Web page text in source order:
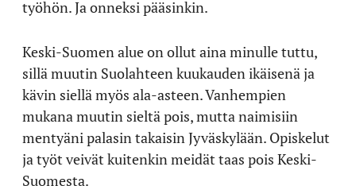
työhön. Ja onneksi pääsinkin.
Keski-Suomen alue on ollut aina minulle tuttu,
sillä muutin Suolahteen kuukauden ikäisenä ja
kävin siellä myös ala-asteen. Vanhempien
mukana muutin sieltä pois, mutta naimisiin
mentyäni palasin takaisin Jyväskylään. Opiskelut
ja työt veivät kuitenkin meidät taas pois Keski-
Suomesta.